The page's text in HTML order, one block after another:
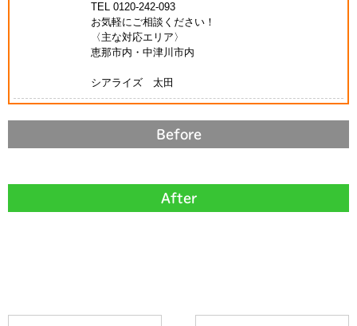
TEL 0120-242-093
お気軽にご相談ください！
〈主な対応エリア〉
恵那市内・中津川市内
シアライズ 太田
Before
After